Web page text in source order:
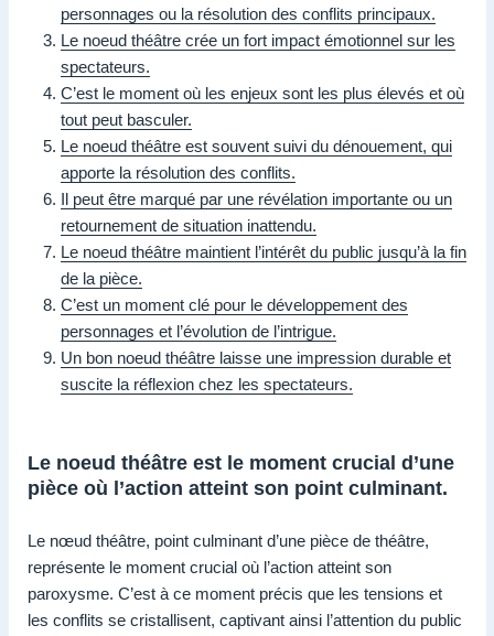
personnages ou la résolution des conflits principaux.
Le noeud théâtre crée un fort impact émotionnel sur les
spectateurs.
C’est le moment où les enjeux sont les plus élevés et où
tout peut basculer.
Le noeud théâtre est souvent suivi du dénouement, qui
apporte la résolution des conflits.
Il peut être marqué par une révélation importante ou un
retournement de situation inattendu.
Le noeud théâtre maintient l’intérêt du public jusqu’à la fin
de la pièce.
C’est un moment clé pour le développement des
personnages et l’évolution de l’intrigue.
Un bon noeud théâtre laisse une impression durable et
suscite la réflexion chez les spectateurs.
Le noeud théâtre est le moment crucial d’une
pièce où l’action atteint son point culminant.
Le nœud théâtre, point culminant d’une pièce de théâtre,
représente le moment crucial où l’action atteint son
paroxysme. C’est à ce moment précis que les tensions et
les conflits se cristallisent, captivant ainsi l’attention du public